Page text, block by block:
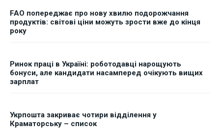
FAO попереджає про нову хвилю подорожчання
продуктів: світові ціни можуть зрости вже до кінця
року
Ринок праці в Україні: роботодавці нарощують
бонуси, але кандидати насамперед очікують вищих
зарплат
Укрпошта закриває чотири відділення у
Краматорську – список